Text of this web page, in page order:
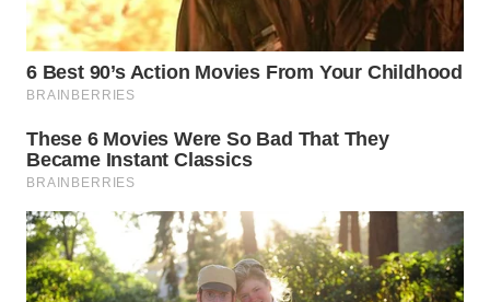
WN
SIMALUNGUN
WN
WN
TENGAH
WN DELI